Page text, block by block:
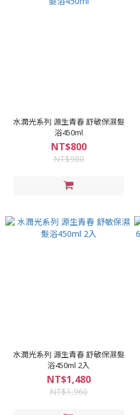
水潤光系列 源生青春 舒敏保濕髮
浴450ml
NT$800
NT$980
水潤光系列 源生青春 舒敏保濕髮
浴450ml 2入
NT$1,480
NT$1,960